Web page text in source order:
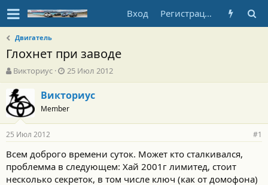
Вход Регистрация
Двигатель
Глохнет при заводе
А
в
т
о
р
т
е
м
ы
Викториус
Д
а
т
а
н
а
а
л
а
25 Июл 2012
Викториус
Member
25 Июл 2012 #1
Всем доброго времени суток. Может кто сталкивался,
проблемма в следующем: Хай 2001г лимитед, стоит
несколько секреток, в том числе ключ (как от домофона)